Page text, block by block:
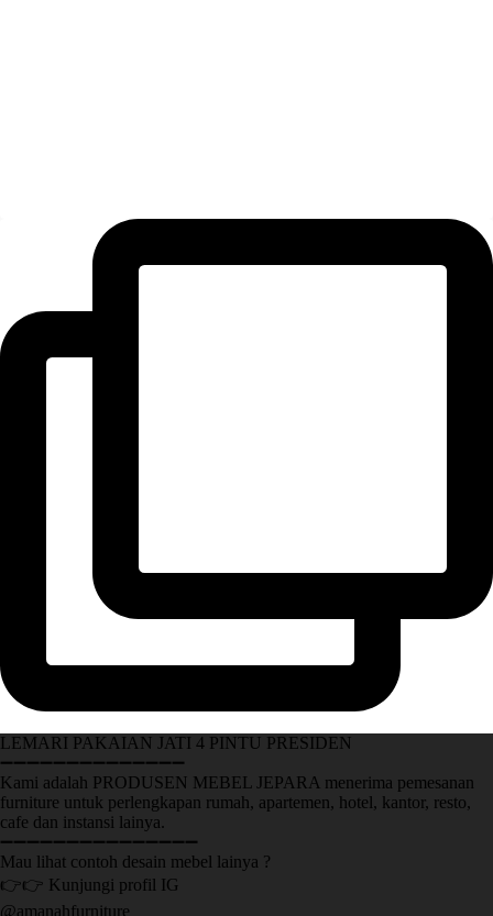
LEMARI PAKAIAN JATI 4 PINTU PRESIDEN
➖➖➖➖➖➖➖➖➖➖➖➖➖➖
Kami adalah PRODUSEN MEBEL JEPARA menerima pemesanan
furniture untuk perlengkapan rumah, apartemen, hotel, kantor, resto,
cafe dan instansi lainya.
➖➖➖➖➖➖➖➖➖➖➖➖➖➖➖
Mau lihat contoh desain mebel lainya ?
👉👉 Kunjungi profil IG
@amanahfurniture